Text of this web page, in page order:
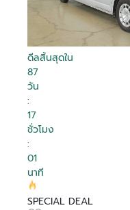
ดีลสิ้นสุดใน
87
วัน
:
17
ชั่วโมง
:
01
นาที
SPECIAL DEAL